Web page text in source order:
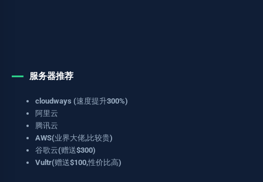
服务器推荐
cloudways (速度提升300%)
阿里云
腾讯云
AWS(业界大佬,比较贵)
谷歌云(赠送$300)
Vultr(赠送$100,性价比高)